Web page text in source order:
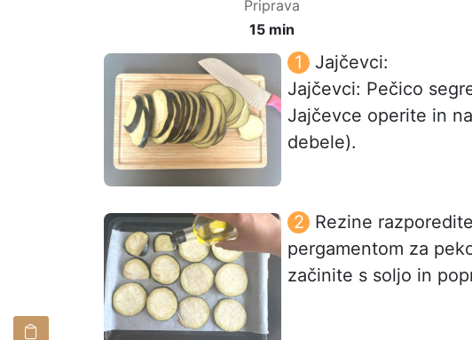
Priprava
15 min
Jajčevci:
Jajčevci: Pečico
Jajčevce operite in
debele).
Rezine
pergamentom za
začinite s soljo in